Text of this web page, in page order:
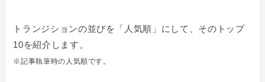
トランジションの並びを「人気順」にして、そのトップ
10を紹介します。
※記事執筆時の人気順です。